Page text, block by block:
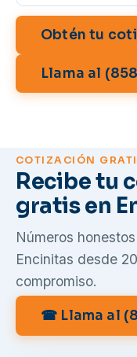
Obtén tu
Llama al
COTIZACIÓN
Recibe tu
gratis en
Números
Encinitas desde
compromiso.
☎ Llama al